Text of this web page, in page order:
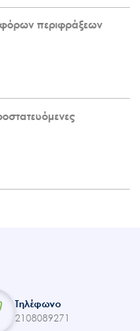
περιφράξεων
Τηλέφωνο
2108089271